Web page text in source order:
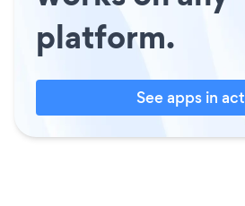
platform.
See apps in